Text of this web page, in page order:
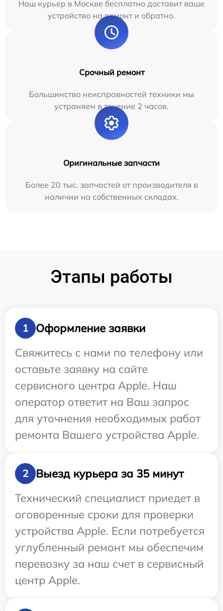
Наш курьер в Москве бесплатно доставит ваше
устройство на ремонт и обратно.
Срочный ремонт
Большинство неисправностей техники мы
устраняем в течение 2 часов.
Оригинальные запчасти
Более 20 тыс. запчастей от производителя в
наличии на собственных складах.
Этапы работы
1
Оформление заявки
Свяжитесь с нами по телефону или
оставьте заявку на сайте
сервисного центра Apple. Наш
оператор ответит на Ваш запрос
для уточнения необходимых работ
ремонта Вашего устройства Apple.
2
Выезд курьера за 35 минут
Технический специалист приедет в
оговоренные сроки для проверки
устройства Apple. Если потребуется
углубленный ремонт мы обеспечим
перевозку за наш счет в сервисный
центр Apple.